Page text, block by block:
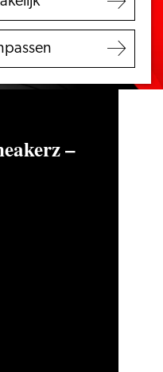
Bereikbaarheid
Regio Leiden
–